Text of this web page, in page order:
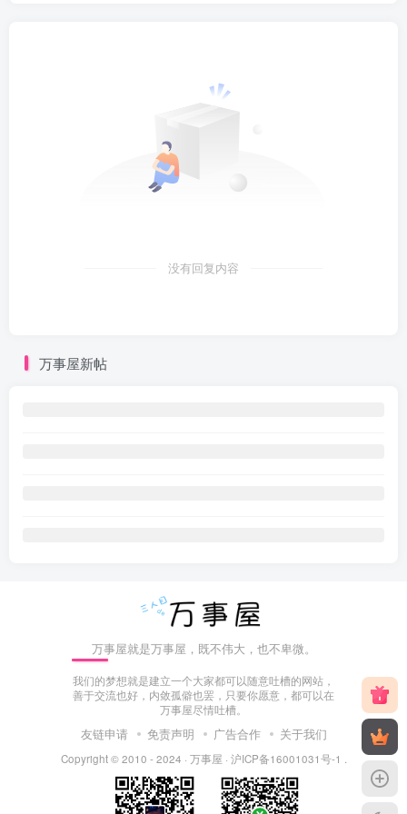
没有回复内容
万事屋新帖
万事屋就是万事屋，既不伟大，也不卑微。
我们的梦想就是建立一个大家都可以随意吐槽的网站，
善于交流也好，内敛孤僻也罢，只要你愿意，都可以在
万事屋尽情吐槽。
友链申请 免责声明 广告合作 关于我们
Copyright © 2010 - 2024 · 万事屋 · 沪ICP备16001031号-1